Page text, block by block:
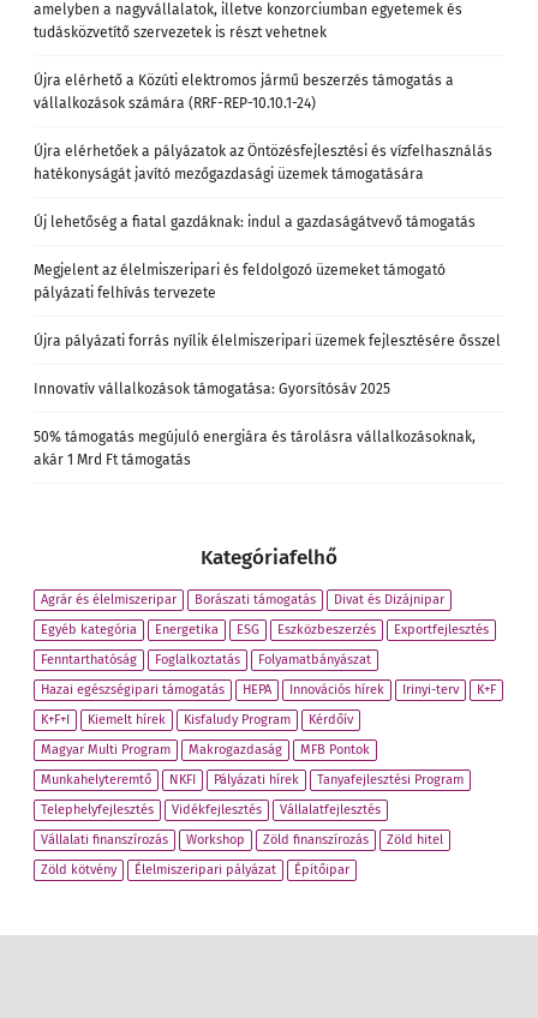
amelyben a nagyvállalatok, illetve konzorciumban egyetemek és
tudásközvetítő szervezetek is részt vehetnek
Újra elérhető a Közúti elektromos jármű beszerzés támogatás a
vállalkozások számára (RRF-REP-10.10.1-24)
Újra elérhetőek a pályázatok az Öntözésfejlesztési és vízfelhasználás
hatékonyságát javító mezőgazdasági üzemek támogatására
Új lehetőség a fiatal gazdáknak: indul a gazdaságátvevő támogatás
Megjelent az élelmiszeripari és feldolgozó üzemeket támogató
pályázati felhívás tervezete
Újra pályázati forrás nyílik élelmiszeripari üzemek fejlesztésére ősszel
Innovatív vállalkozások támogatása: Gyorsítósáv 2025
50% támogatás megújuló energiára és tárolásra vállalkozásoknak,
akár 1 Mrd Ft támogatás
Kategóriafelhő
Agrár és élelmiszeripar Borászati támogatás
Divat és Dizájnipar
Egyéb kategória
Energetika ESG Eszközbeszerzés
Exportfejlesztés
Fenntarthatóság
Foglalkoztatás
Folyamatbányászat
Hazai egészségipari támogatás
HEPA Innovációs hírek Irinyi-terv
K+F
K+F+I
Kiemelt hírek Kisfaludy Program
Kérdőív
Magyar Multi Program
Makrogazdaság
MFB Pontok
Munkahelyteremtő
NKFI Pályázati hírek
Tanyafejlesztési Program
Telephelyfejlesztés
Vidékfejlesztés
Vállalatfejlesztés
Vállalati finanszírozás
Workshop Zöld finanszírozás
Zöld hitel
Zöld kötvény
Élelmiszeripari pályázat Építőipar